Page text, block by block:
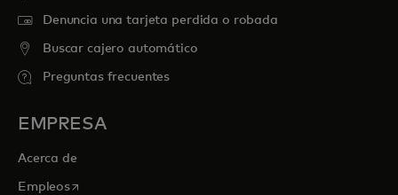
Denuncia una tarjeta perdida o robada
Buscar cajero automático
Preguntas frecuentes
EMPRESA
Acerca de
Empleosse abre en una pestaña nueva